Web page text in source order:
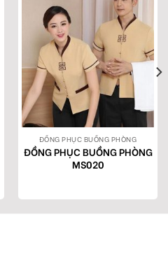
ĐỒNG PHỤC BUỒNG PHÒNG
ĐỒNG PHỤC BUỒNG PHÒNG
MS020